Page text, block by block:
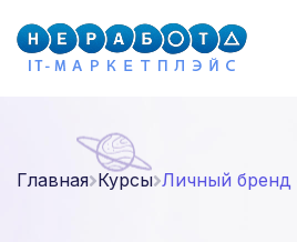
Главная Курсы Личный бренд